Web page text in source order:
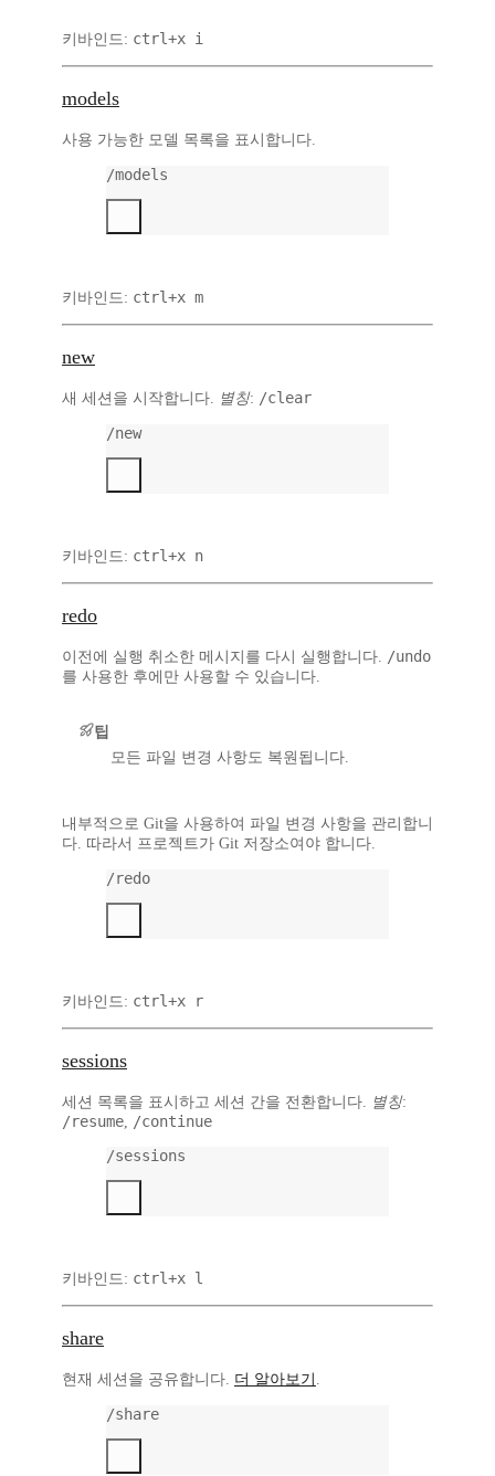
키바인드: ctrl+x i
models
사용 가능한 모델 목록을 표시합니다.
/models
키바인드: ctrl+x m
new
새 세션을 시작합니다. 별칭: /clear
/new
키바인드: ctrl+x n
redo
이전에 실행 취소한 메시지를 다시 실행합니다. /undo
를 사용한 후에만 사용할 수 있습니다.
팁
모든 파일 변경 사항도 복원됩니다.
내부적으로 Git을 사용하여 파일 변경 사항을 관리합니
다. 따라서 프로젝트가 Git 저장소여야 합니다.
/redo
키바인드: ctrl+x r
sessions
세션 목록을 표시하고 세션 간을 전환합니다. 별칭:
/resume, /continue
/sessions
키바인드: ctrl+x l
share
현재 세션을 공유합니다. 더 알아보기 .
/share